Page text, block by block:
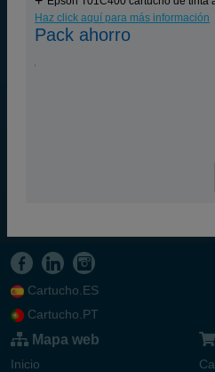
Haz click aquí para más información
Pack ahorro
Cartucho.ES
Cartucho.PT
Mapa web
Inicio